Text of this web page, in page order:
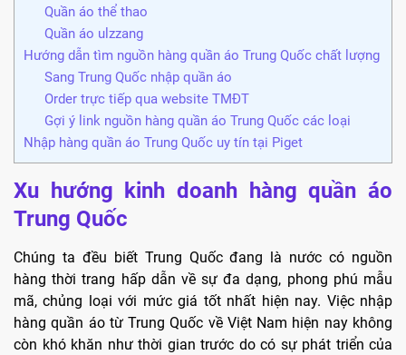
Quần áo thể thao
Quần áo ulzzang
Hướng dẫn tìm nguồn hàng quần áo Trung Quốc chất lượng
Sang Trung Quốc nhập quần áo
Order trực tiếp qua website TMĐT
Gợi ý link nguồn hàng quần áo Trung Quốc các loại
Nhập hàng quần áo Trung Quốc uy tín tại Piget
Xu hướng kinh doanh hàng quần áo
Trung Quốc
Chúng ta đều biết Trung Quốc đang là nước có nguồn
hàng thời trang hấp dẫn về sự đa dạng, phong phú mẫu
mã, chủng loại với mức giá tốt nhất hiện nay. Việc nhập
hàng quần áo từ Trung Quốc về Việt Nam hiện nay không
còn khó khăn như thời gian trước do có sự phát triển của